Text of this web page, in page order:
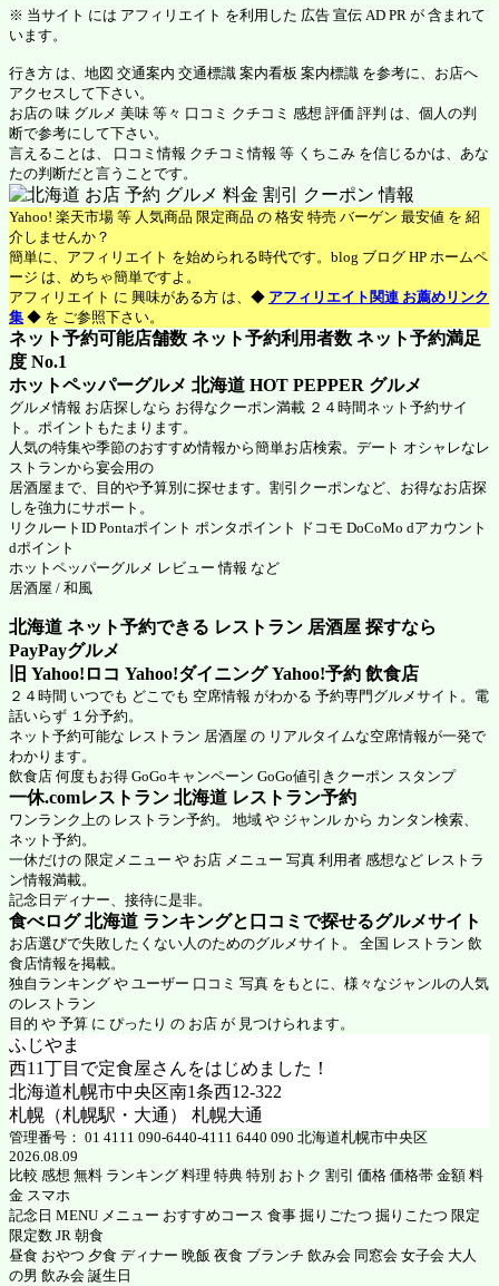
※ 当サイト には アフィリエイト を利用した 広告 宣伝 AD PR が 含まれて
います。
行き方 は、地図 交通案内 交通標識 案内看板 案内標識 を参考に、お店へ
アクセスして下さい。
お店の 味 グルメ 美味 等々 口コミ クチコミ 感想 評価 評判 は、個人の判
断で参考にして下さい。
言えることは、 口コミ情報 クチコミ情報 等 くちこみ を信じるかは、あな
たの判断だと言うことです。
Yahoo! 楽天市場 等 人気商品 限定商品 の 格安 特売 バーゲン 最安値 を 紹
介しませんか？
簡単に、アフィリエイト を始められる時代です。blog ブログ HP ホームペ
ージ は、めちゃ簡単ですよ。
アフィリエイト に 興味がある方 は、◆ アフィリエイト関連 お薦めリンク
集 ◆ を ご参照下さい。
ネット予約可能店舗数 ネット予約利用者数 ネット予約満足
度 No.1
ホットペッパーグルメ 北海道 HOT PEPPER グルメ
グルメ情報 お店探しなら お得なクーポン満載 ２４時間ネット予約サイ
ト。ポイントもたまります。
人気の特集や季節のおすすめ情報から簡単お店検索。デート オシャレなレ
ストランから宴会用の
居酒屋まで、目的や予算別に探せます。割引クーポンなど、お得なお店探
しを強力にサポート。
リクルートID Pontaポイント ポンタポイント ドコモ DoCoMo dアカウント
dポイント
ホットペッパーグルメ レビュー 情報 など
居酒屋 / 和風
北海道 ネット予約できる レストラン 居酒屋 探すなら
PayPayグルメ
旧 Yahoo!ロコ Yahoo!ダイニング Yahoo!予約 飲食店
２４時間 いつでも どこでも 空席情報 がわかる 予約専門グルメサイト。電
話いらず １分予約。
ネット予約可能な レストラン 居酒屋 の リアルタイムな空席情報が一発で
わかります。
飲食店 何度もお得 GoGoキャンペーン GoGo値引きクーポン スタンプ
一休.comレストラン 北海道 レストラン予約
ワンランク上の レストラン予約。 地域 や ジャンル から カンタン検索、
ネット予約。
一休だけの 限定メニュー や お店 メニュー 写真 利用者 感想など レストラ
ン情報満載。
記念日ディナー、接待に是非。
食べログ 北海道 ランキングと口コミで探せるグルメサイト
お店選びで失敗したくない人のためのグルメサイト。 全国 レストラン 飲
食店情報を掲載。
独自ランキング や ユーザー 口コミ 写真 をもとに、様々なジャンルの人気
のレストラン
目的 や 予算 に ぴったり の お店 が 見つけられます。
ふじやま
西11丁目で定食屋さんをはじめました！
北海道札幌市中央区南1条西12-322
札幌（札幌駅・大通） 札幌大通
管理番号： 01 4111 090-6440-4111 6440 090 北海道札幌市中央区
2026.08.09
比較 感想 無料 ランキング 料理 特典 特別 おトク 割引 価格 価格帯 金額 料
金 スマホ
記念日 MENU メニュー おすすめコース 食事 掘りごたつ 掘りこたつ 限定
限定数 JR 朝食
昼食 おやつ 夕食 ディナー 晩飯 夜食 ブランチ 飲み会 同窓会 女子会 大人
の男 飲み会 誕生日